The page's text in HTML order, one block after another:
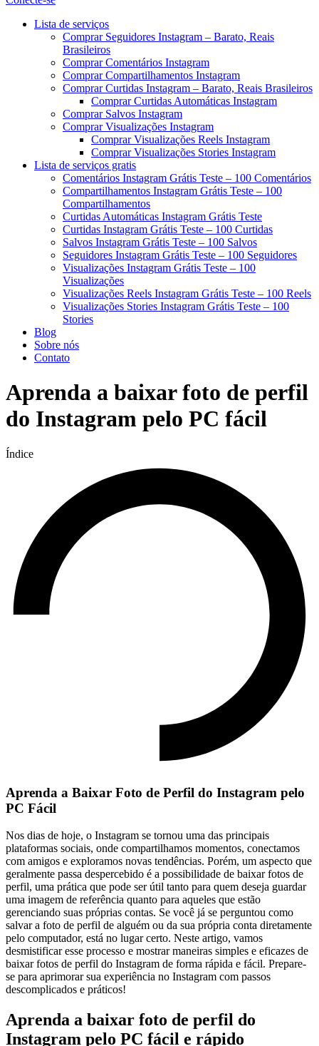
Menu
Lista de serviços
Comprar Seguidores Instagram – Barato, Reais
Brasileiros
Comprar Comentários Instagram
Comprar Compartilhamentos Instagram
Comprar Curtidas Instagram – Barato, Reais Brasileiros
Comprar Curtidas Automáticas Instagram
Comprar Salvos Instagram
Comprar Visualizações Instagram
Comprar Visualizações Reels Instagram
Comprar Visualizações Stories Instagram
Lista de serviços gratis
Comentários Instagram Grátis Teste – 100 Comentários
Compartilhamentos Instagram Grátis Teste – 100
Compartilhamentos
Curtidas Automáticas Instagram Grátis Teste
Curtidas Instagram Grátis Teste – 100 Curtidas
Salvos Instagram Grátis Teste – 100 Salvos
Seguidores Instagram Grátis Teste – 100 Seguidores
Visualizações Instagram Grátis Teste – 100
Visualizações
Visualizações Reels Instagram Grátis Teste – 100 Reels
Visualizações Stories Instagram Grátis Teste – 100
Stories
Blog
Sobre nós
Contato
Aprenda a baixar foto de perfil
do Instagram pelo PC fácil
Índice
Aprenda ⁤a Baixar Foto de Perfil ⁣do ‍Instagram pelo
PC Fácil
Nos⁤ dias‌ de hoje, o Instagram ​se tornou ⁣uma das principais​
plataformas⁤ sociais, onde compartilhamos⁤ momentos, conectamos
com amigos e exploramos ⁢novas tendências. ‌Porém, um aspecto que
geralmente passa despercebido‍ é⁢ a possibilidade de baixar fotos de
perfil, uma ⁣prática que pode ser útil tanto para ‌quem deseja⁢ guardar
uma⁣ imagem de referência‌ quanto​ para⁣ aqueles que estão​
gerenciando ​suas próprias contas. Se‍ você‌ já se perguntou como
⁣salvar a foto‍ de perfil de alguém ou ⁣da sua‍ própria conta⁣ diretamente
pelo ⁣computador,‍ está no lugar certo. Neste ‌artigo, vamos
desmistificar esse⁢ processo e mostrar maneiras simples e‌ eficazes de⁣
baixar fotos de ⁣perfil do Instagram de forma ⁢rápida e⁣ fácil. Prepare-
se para aprimorar sua experiência no Instagram​ com passos
descomplicados⁢ e práticos!
Aprenda a baixar foto de perfil do
Instagram ‌pelo PC fácil e rápido